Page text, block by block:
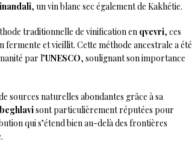
, un vin blanc sec également de Kakhétie.
traditionnelle de vinification en qvevri, ces
et vieillit. Cette méthode ancestrale a été
par l’UNESCO, soulignant son importance
sources naturelles abondantes grâce à sa
sont particulièrement réputées pour
qui s’étend bien au-delà des frontières